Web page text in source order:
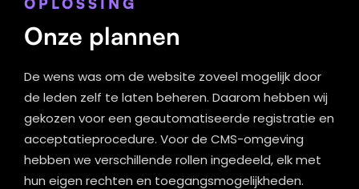
Onze plannen
De wens was om de website zoveel mogelijk door
de leden zelf te laten beheren. Daarom hebben wij
gekozen voor een geautomatiseerde registratie en
acceptatieprocedure. Voor de CMS-omgeving
hebben we verschillende rollen ingedeeld, elk met
hun eigen rechten en toegangsmogelijkheden.